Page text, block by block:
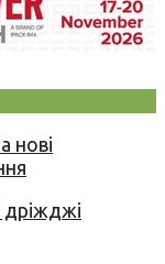
нові
дріжджі